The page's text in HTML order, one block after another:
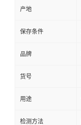
产地
保存条件
品牌
货号
用途
检测方法